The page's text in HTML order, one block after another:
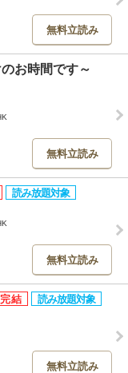
無料立読み
お時間です～
無料立読み
無料立読み
無料立読み